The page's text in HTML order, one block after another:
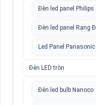
Đèn led panel Philips
Đèn led panel Rạng
Led Panel Panasonic
Đèn LED tròn
Đèn led bulb Nanoco